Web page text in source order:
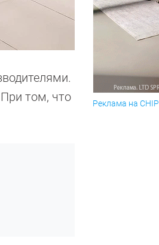
том, что
Реклама на CHIP